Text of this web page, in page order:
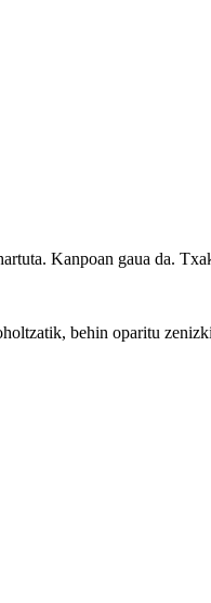
Kanpoan gaua da.
behin oparitu